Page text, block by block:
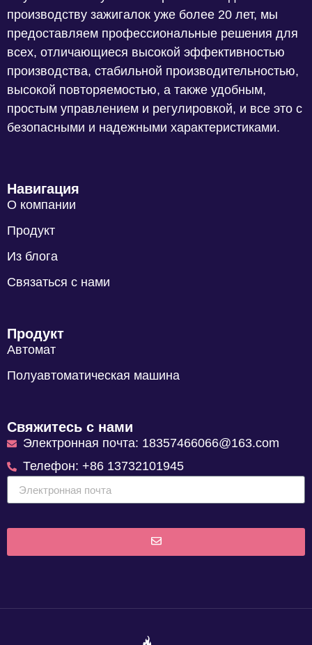
производству зажигалок уже более 20 лет, мы
предоставляем профессиональные решения для
всех, отличающиеся высокой эффективностью
производства, стабильной производительностью,
высокой повторяемостью, а также удобным,
простым управлением и регулировкой, и все это с
безопасными и надежными характеристиками.
Навигация
О компании
Продукт
Из блога
Связаться с нами
Продукт
Автомат
Полуавтоматическая машина
Свяжитесь с нами
Электронная почта: 18357466066@163.com
Телефон: +86 13732101945